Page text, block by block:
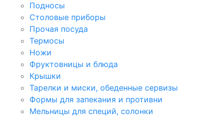
Подносы
Столовые приборы
Прочая посуда
Термосы
Ножи
Фруктовницы и блюда
Крышки
Тарелки и миски, обеденные сервизы
Формы для запекания и противни
Мельницы для специй, солонки